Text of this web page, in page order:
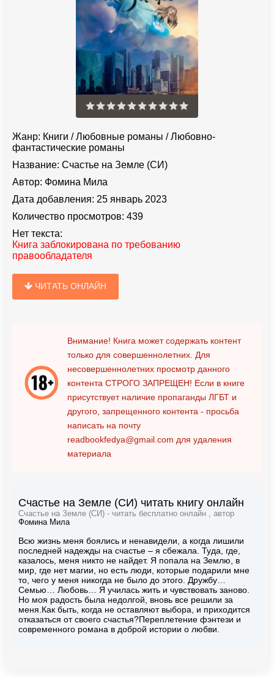
Жанр: Книги /Любовные романы /Любовно-
фантастические романы
Название: Счастье на Земле (СИ)
Автор: Фомина Мила
Дата добавления: 25 январь 2023
Количество просмотров: 439
Нет текста:
Книга заблокирована по требованию
правообладателя
ЧИТАТЬ ОНЛАЙН
Внимание! Книга может содержать контент
только для совершеннолетних. Для
несовершеннолетних просмотр данного
контента СТРОГО ЗАПРЕЩЕН! Если в книге
присутствует наличие пропаганды ЛГБТ и
другого, запрещенного контента - просьба
написать на почту
readbookfedya@gmail.com для удаления
материала
Счастье на Земле (СИ) читать книгу онлайн
Счастье на Земле (СИ) - читать бесплатно онлайн , автор
Фомина Мила
Всю жизнь меня боялись и ненавидели, а когда лишили
последней надежды на счастье – я сбежала. Туда, где,
казалось, меня никто не найдет. Я попала на Землю, в
мир, где нет магии, но есть люди, которые подарили мне
то, чего у меня никогда не было до этого. Дружбу…
Семью… Любовь… Я училась жить и чувствовать заново.
Но моя радость была недолгой, вновь все решили за
меня.Как быть, когда не оставляют выбора, и приходится
отказаться от своего счастья?Переплетение фэнтези и
современного романа в доброй истории о любви.